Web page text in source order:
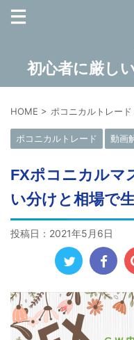
初心者に厳し
HOME > ポコニカルトレード
ポコニカルトレード 動画
FXポコニカルマ
い分けと相場で
投稿日： 2021年5月6日